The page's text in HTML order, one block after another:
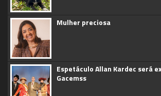
Mulher preciosa
Espetáculo Allan Kardec será
Gacemss